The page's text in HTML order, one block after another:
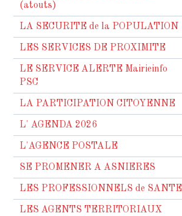
(atouts)
LA SECURITE de la POPULATION
LES SERVICES DE PROXIMITE
LE SERVICE ALERTE Mairieinfo
PSC
LA PARTICIPATION CITOYENNE
L' AGENDA 2026
L'AGENCE POSTALE
SE PROMENER A ASNIERES
LES PROFESSIONNELS de SANTE
LES AGENTS TERRITORIAUX